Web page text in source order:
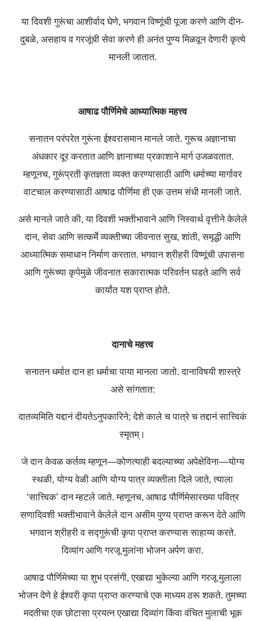
या दिवशी गुरूंचा आशीर्वाद घेणे, भगवान विष्णूंची पूजा करणे आणि दीन-
दुबळे, असहाय व गरजूंची सेवा करणे ही अनंत पुण्य मिळवून देणारी कृत्ये
मानली जातात.
आषाढ पौर्णिमेचे आध्यात्मिक महत्त्व
सनातन परंपरेत गुरूंना ईश्वरासमान मानले जाते. गुरूच अज्ञानाचा
अंधकार दूर करतात आणि ज्ञानाच्या प्रकाशाने मार्ग उजळवतात.
म्हणूनच, गुरूंप्रती कृतज्ञता व्यक्त करण्यासाठी आणि धर्माच्या मार्गावर
वाटचाल करण्यासाठी आषाढ पौर्णिमा ही एक उत्तम संधी मानली जाते.
असे मानले जाते की, या दिवशी भक्तीभावाने आणि निस्वार्थ वृत्तीने केलेले
दान, सेवा आणि सत्कर्मे व्यक्तीच्या जीवनात सुख, शांती, समृद्धी आणि
आध्यात्मिक समाधान निर्माण करतात. भगवान श्रीहरी विष्णूंची उपासना
आणि गुरूंच्या कृपेमुळे जीवनात सकारात्मक परिवर्तन घडते आणि सर्व
कार्यांत यश प्राप्त होते.
दानाचे महत्त्व
सनातन धर्मात दान हा धर्माचा पाया मानला जातो. दानाविषयी शास्त्रे
असे सांगतात:
दातव्यमिति यद्दानं दीयतेऽनुपकारिने; देशे काले च पात्रे च तद्दानं सात्त्विकं
स्मृतम्।
जे दान केवळ कर्तव्य म्हणून—कोणत्याही बदल्याच्या अपेक्षेविना—योग्य
स्थळी, योग्य वेळी आणि योग्य पात्र व्यक्तीला दिले जाते, त्याला
‘सात्त्विक’ दान म्हटले जाते. म्हणूनच, आषाढ पौर्णिमेसारख्या पवित्र
सणादिवशी भक्तीभावाने केलेले दान असीम पुण्य प्राप्त करून देते आणि
भगवान श्रीहरी व सद्गुरूंची कृपा प्राप्त करण्यास साहाय्य करते.
दिव्यांग आणि गरजू मुलांना भोजन अर्पण करा.
आषाढ पौर्णिमेच्या या शुभ प्रसंगी, एखाद्या भुकेल्या आणि गरजू मुलाला
भोजन देणे हे ईश्वरी कृपा प्राप्त करण्याचे एक माध्यम ठरू शकते. तुमच्या
मदतीचा एक छोटासा प्रयत्न एखाद्या दिव्यांग किंवा वंचित मुलाची भूक